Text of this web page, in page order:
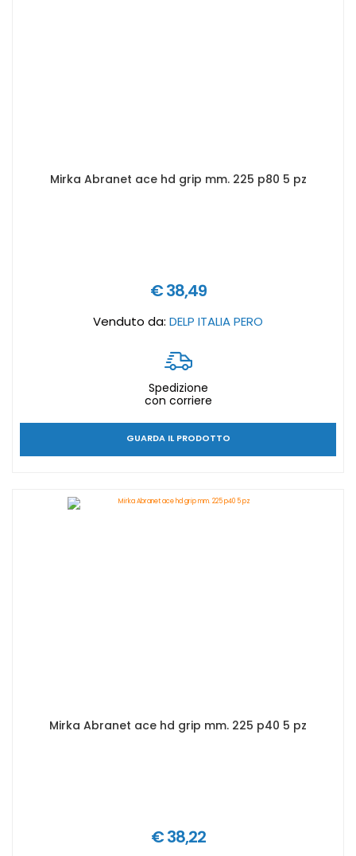
Mirka Abranet ace hd grip mm. 225 p80 5 pz
€ 38,49
Venduto da: DELP ITALIA PERO
Spedizione
con corriere
GUARDA IL PRODOTTO
Mirka Abranet ace hd grip mm. 225 p40 5 pz
€ 38,22